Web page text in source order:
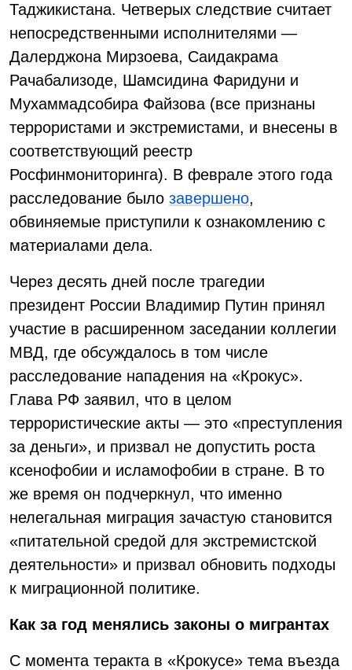
Таджикистана. Четверых следствие считает
непосредственными исполнителями —
Далерджона Мирзоева, Саидакрама
Рачабализоде, Шамсидина Фаридуни и
Мухаммадсобира Файзова (все признаны
террористами и экстремистами, и внесены в
соответствующий реестр
Росфинмониторинга). В феврале этого года
расследование было завершено,
обвиняемые приступили к ознакомлению с
материалами дела.
Через десять дней после трагедии
президент России Владимир Путин принял
участие в расширенном заседании коллегии
МВД, где обсуждалось в том числе
расследование нападения на «Крокус».
Глава РФ заявил, что в целом
террористические акты — это «преступления
за деньги», и призвал не допустить роста
ксенофобии и исламофобии в стране. В то
же время он подчеркнул, что именно
нелегальная миграция зачастую становится
«питательной средой для экстремистской
деятельности» и призвал обновить подходы
к миграционной политике.
Как за год менялись законы о мигрантах
С момента теракта в «Крокусе» тема въезда